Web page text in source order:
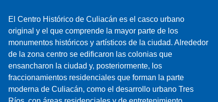
El Centro Histórico de Culiacán es el casco urbano
original y el que comprende la mayor parte de los
monumentos históricos y artísticos de la ciudad. Alrededor
de la zona centro se edificaron las colonias que
ensancharon la ciudad y, posteriormente, los
fraccionamientos residenciales que forman la parte
moderna de Culiacán, como el desarrollo urbano Tres